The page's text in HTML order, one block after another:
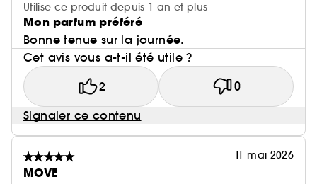
Utilise ce produit depuis 1 an et plus
Mon parfum préféré
Bonne tenue sur la journée.
Cet avis vous a-t-il été utile ?
2 0
Signaler ce contenu
11 mai 2026
MOVE